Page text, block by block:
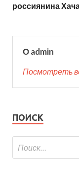
россиянина
О admin
Посмотреть
ПОИСК